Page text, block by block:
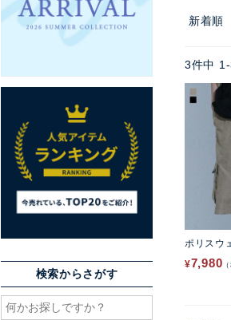
検索からさがす
新着順
3件中 1 -
ポリスウ
¥7,980